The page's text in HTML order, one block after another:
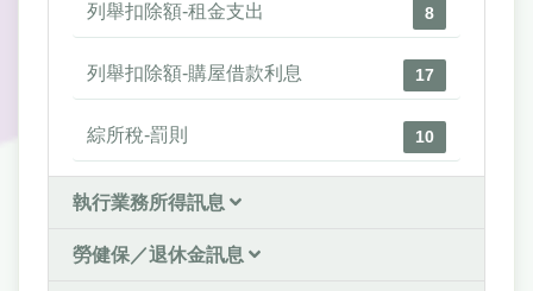
列舉扣除額-租金支出 8
列舉扣除額-購屋借款利息 17
綜所稅-罰則 10
執行業務所得訊息
勞健保／退休金訊息